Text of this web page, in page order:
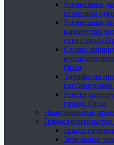
Расписание
сезонным
Расписания
маршрутам
сети города
Схемы
Орла
Тарифы на
пассажирском
Реестр
города Орла
Национальные
Земельные